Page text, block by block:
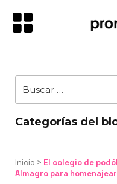
contenido
por:
Categorías del
Inicio > El colegio de
Almagro para